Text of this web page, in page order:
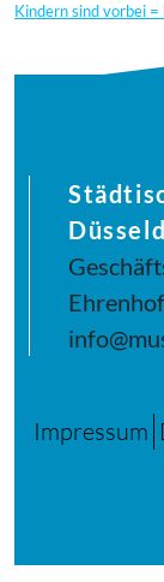
Kindern sind vorbei =
Impressum